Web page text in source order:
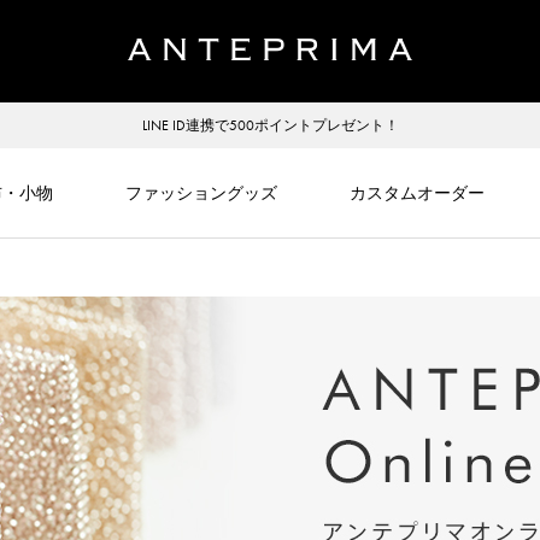
LINE ID連携で500ポイントプレゼント！
小物 ファッショングッズ カスタムオーダー